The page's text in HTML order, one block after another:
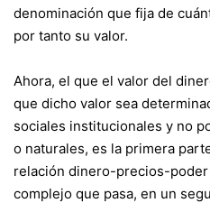
denominación que fija de
por tanto su valor.
Ahora, el que el valor del
que dicho valor sea
sociales institucionales y no
o naturales, es la primera
relación dinero-precios-poder
complejo que pasa, en un